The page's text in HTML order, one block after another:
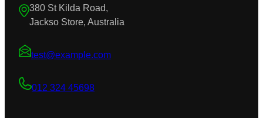
380 St Kilda Road,
Jackso Store, Australia
test@example.com
012 324 45698